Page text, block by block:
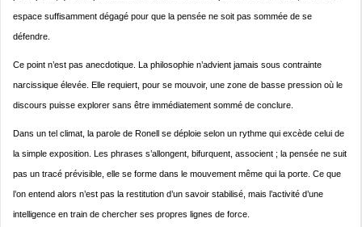
espace suffisamment dégagé pour que la pensée ne soit pas sommée de se
défendre.
Ce point n’est pas anecdotique. La philosophie n’advient jamais sous contrainte
narcissique élevée. Elle requiert, pour se mouvoir, une zone de basse pression où le
discours puisse explorer sans être immédiatement sommé de conclure.
Dans un tel climat, la parole de Ronell se déploie selon un rythme qui excède celui de
la simple exposition. Les phrases s’allongent, bifurquent, associent ; la pensée ne suit
pas un tracé prévisible, elle se forme dans le mouvement même qui la porte. Ce que
l’on entend alors n’est pas la restitution d’un savoir stabilisé, mais l’activité d’une
intelligence en train de chercher ses propres lignes de force.